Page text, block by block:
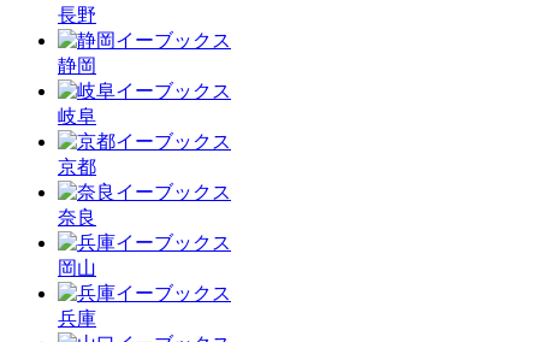
長野
静岡
岐阜
京都
奈良
岡山
兵庫